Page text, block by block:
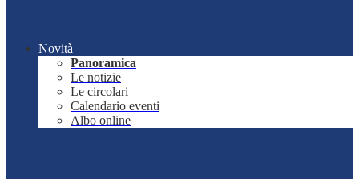
Novità
Panoramica
Le notizie
Le circolari
Calendario eventi
Albo online